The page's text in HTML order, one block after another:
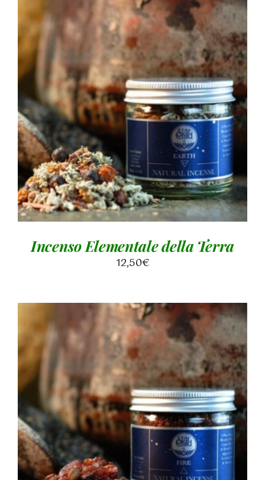
AGGIUNGI AL CARRELLO / DETTAGLI
Incenso Elementale della Terra
12,50€
AGGIUNGI AL CARRELLO / DETTAGLI